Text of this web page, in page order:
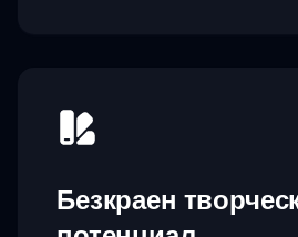
Безкраен